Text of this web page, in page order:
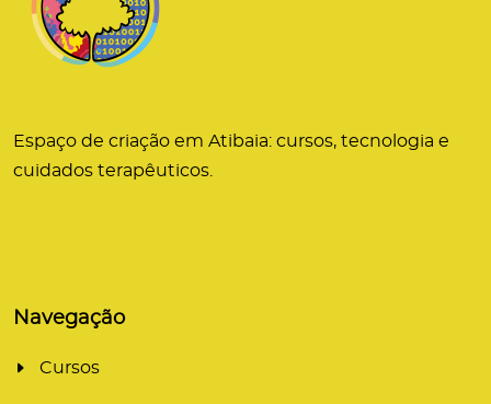
Espaço de criação em Atibaia: cursos, tecnologia e
cuidados terapêuticos.
Navegação
Cursos